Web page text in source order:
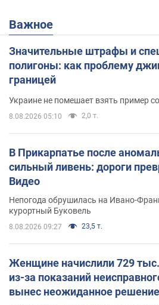
Важное
Значительные штрафы и
полигоны: как проблему
границей
Украине не помешает взять пример
8.08.2026 05:10 2,0 т.
В Прикарпатье после
сильный ливень: дороги
Видео
Непогода обрушилась на Ивано-
курортный Буковель
8.08.2026 09:27 23,5 т.
Женщине начислили 729 тыс.
из-за показаний
вынес неожиданное решение